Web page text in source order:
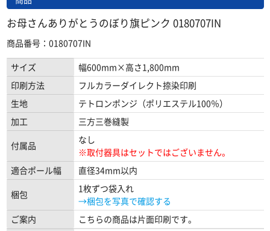
お母さんありがとうのぼり旗ピンク 0180707IN
商品番号：0180707IN
サイズ
幅600mm×高さ1,800mm
印刷方法
フルカラーダイレクト捺染印刷
生地
テトロンポンジ（ポリエステル100％）
加工
三方三巻縫製
付属品
なし
※取付器具はセットではございません。
適合ポール幅
直径34mm以内
梱包
1枚ずつ袋入れ
→梱包を写真で確認する
ご案内
こちらの商品は片面印刷です。